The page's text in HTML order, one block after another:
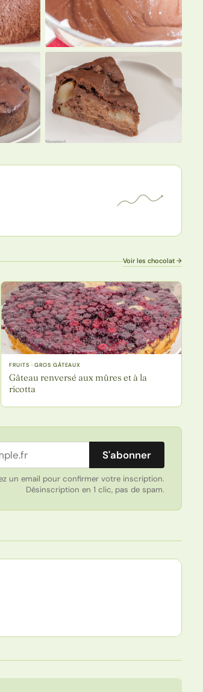
Voir les chocolat →
FRUITS · GROS GÂTEAUX
Gâteau renversé aux mûres et à la
ricotta
S'abonner
un email pour confirmer votre inscription.
Désinscription en 1 clic, pas de spam.